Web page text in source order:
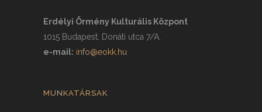
Erdélyi Örmény Kulturális Központ
1015 Budapest, Donáti utca 7/A.
e-mail: info@eokk.hu
MUNKATÁRSAK